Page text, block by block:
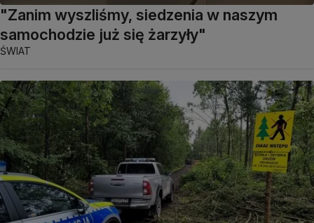
"Zanim wyszliśmy, siedzenia w naszym
samochodzie już się żarzyły"
ŚWIAT